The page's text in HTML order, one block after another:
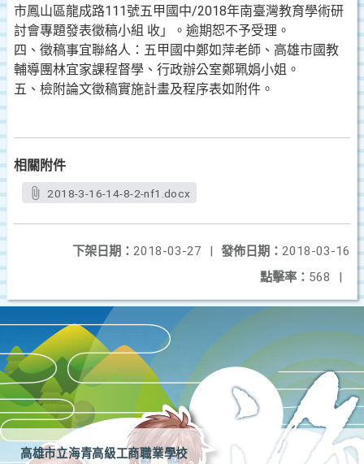
市鳳山區龍成路111號五甲國中/2018年南臺灣教育學術研
討會專題發表徵稿小組 收」。逾期恕不予受理。
四、徵稿事宜聯絡人：五甲國中鄭如萍老師、高雄市國教
輔導團林宜家課程督學、行政辦公室鄭珮娟小姐。
五、檢附論文徵稿實施計畫及程序表如附件。
相關附件
2018-3-16-14-8-2-nf1.docx
發佈日期： 2018-03-16
下架日期： 2018-03-27
|
點擊率： 568 |
高雄市立海青高級工商職業學校